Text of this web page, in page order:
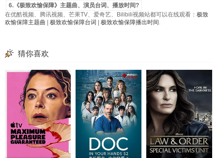
6.《极致欢愉保障》主题曲、演员台词、播放时间?
在优酷视频、腾讯视频、芒果TV、爱奇艺、Bilibili视频站都可以在线观看： 极致
欢愉保障主题曲
极致欢愉保障台词 极致欢愉保障播出时间 .
猜你喜欢